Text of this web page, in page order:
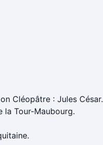
Cléopâtre : Jules César.
la Tour-Maubourg.